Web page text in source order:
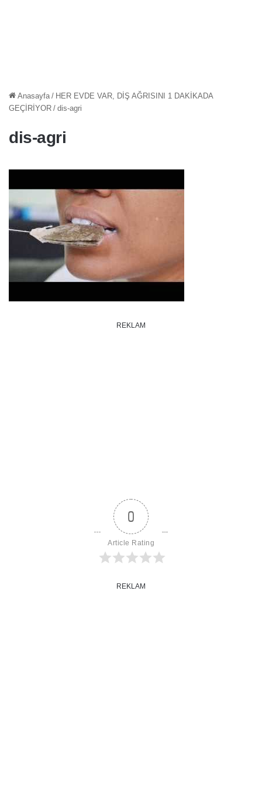
Anasayfa / HER EVDE VAR, DİŞ AĞRISINI 1 DAKİKADA
GEÇİRİYOR / dis-agri
dis-agri
REKLAM
0
Article Rating
REKLAM